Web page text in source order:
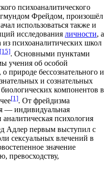
психоаналитического
Фрейдом, произошёл
использоваться также и
исследования личности, а
психоаналитических школ
[15]. Основными пунктами
учения об особой
природе бессознательного и
и сознательных
компонентов в
[1]. От фрейдизма
— индивидуальная
аналитическая психология
Адлер первым выступил с
сексуальных влечений в
значение
превосходству,